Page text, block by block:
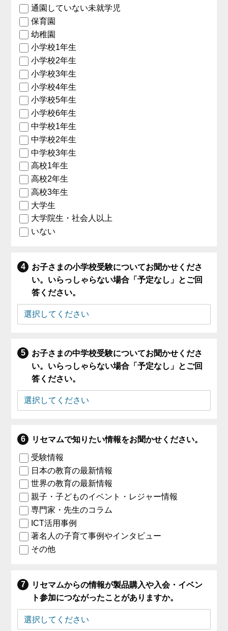
通園していない未就学児
保育園
幼稚園
小学校1年生
小学校2年生
小学校3年生
小学校4年生
小学校5年生
小学校6年生
中学校1年生
中学校2年生
中学校3年生
高校1年生
高校2年生
高校3年生
大学生
大学院生・社会人以上
いない
お子さまの小学校受験についてお聞かせくださ
い。いらっしゃらない場合「予定なし」とご回
答ください。
お子さまの中学校受験についてお聞かせくださ
い。いらっしゃらない場合「予定なし」とご回
答ください。
リセマムで知りたい情報をお聞かせください。
受験情報
日本の教育の最新情報
世界の教育の最新情報
親子・子どものイベント・レジャー情報
専門家・先生のコラム
ICT活用事例
著名人の子育て事例やインタビュー
その他
リセマムからの情報が製品購入や入会・イベン
ト参加につながったことがありますか。